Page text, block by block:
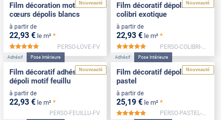
Nouveauté
Film décoration motif
cœurs dépolis blancs
à partir de
22,93 € le m² *
*****
PERSO-LOVE-FV
Nouveauté
Film décoratif dépoli motif
colibri exotique
à partir de
22,93 € le m² *
*****
Nouveauté
Adhésif Pose Intérieure
Film décoratif adhésif
dépoli motif feuillu
à partir de
22,93 € le m² *
PERSO-FEUILLU-FV
Nouveauté
Adhésif Pose Intérieure
Film décoratif dépoli motif
pastel
à partir de
25,19 € le m² *
*****
PERSO-PASTEL-FV